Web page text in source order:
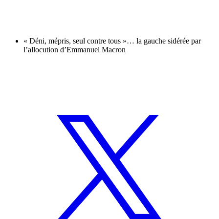
« Déni, mépris, seul contre tous »… la gauche sidérée par
l’allocution d’Emmanuel Macron